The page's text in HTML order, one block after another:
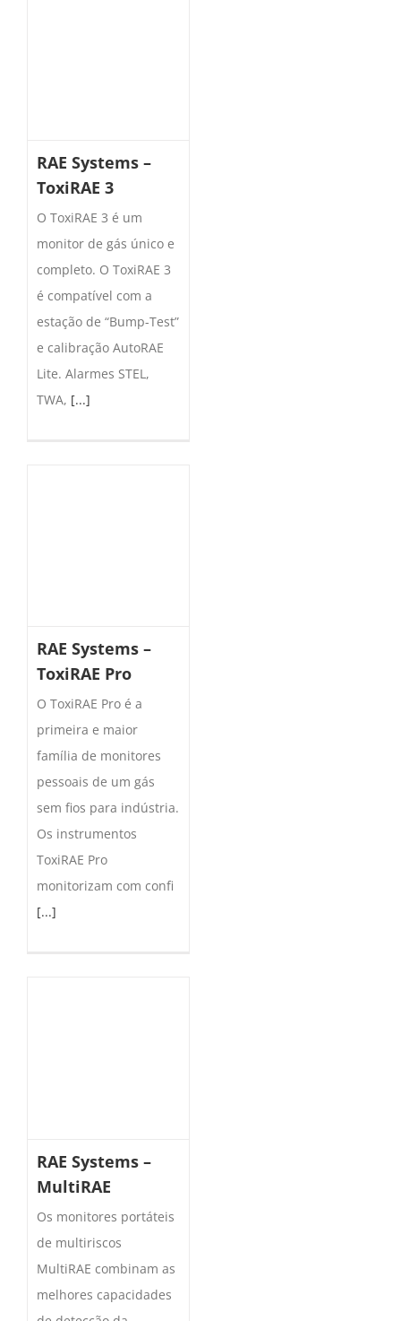
RAE Systems –
ToxiRAE 3
O ToxiRAE 3 é um
monitor de gás único e
completo. O ToxiRAE 3
é compatível com a
estação de “Bump-Test”
e calibração AutoRAE
Lite. Alarmes STEL,
TWA, [...]
RAE Systems –
ToxiRAE Pro
O ToxiRAE Pro é a
primeira e maior
família de monitores
pessoais de um gás
sem fios para indústria.
Os instrumentos
ToxiRAE Pro
monitorizam com confi
[...]
RAE Systems –
MultiRAE
Os monitores portáteis
de multiriscos
MultiRAE combinam as
melhores capacidades